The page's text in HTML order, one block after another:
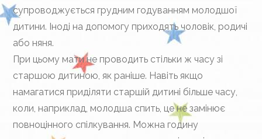
супроводжується грудним годуванням молодшої
дитини. Іноді на допомогу приходять чоловік, родичі
або няня.
При цьому мати не проводить стільки ж часу зі
старшою дитиною, як раніше. Навіть якщо
намагатися приділяти старшій дитині більше часу,
коли, наприклад, молодша спить, це не замінює
повноцінного спілкування. Можна годину